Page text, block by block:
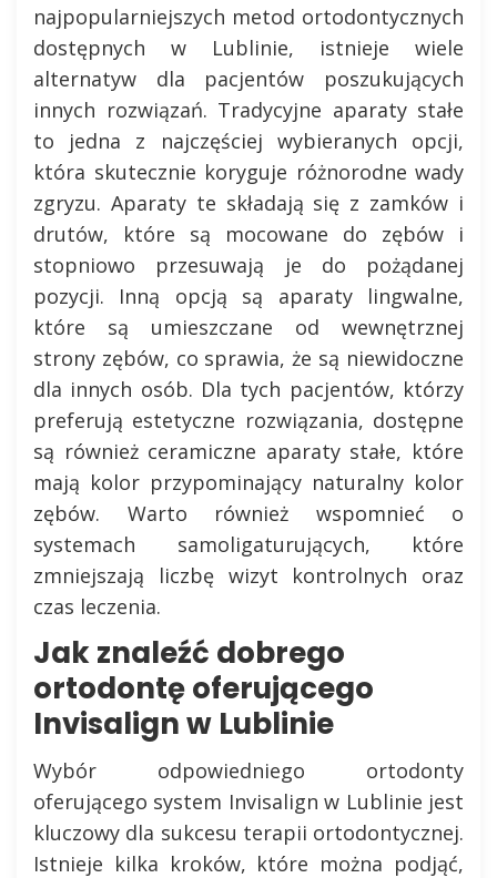
najpopularniejszych metod ortodontycznych
dostępnych w Lublinie, istnieje wiele
alternatyw dla pacjentów poszukujących
innych rozwiązań. Tradycyjne aparaty stałe
to jedna z najczęściej wybieranych opcji,
która skutecznie koryguje różnorodne wady
zgryzu. Aparaty te składają się z zamków i
drutów, które są mocowane do zębów i
stopniowo przesuwają je do pożądanej
pozycji. Inną opcją są aparaty lingwalne,
które są umieszczane od wewnętrznej
strony zębów, co sprawia, że są niewidoczne
dla innych osób. Dla tych pacjentów, którzy
preferują estetyczne rozwiązania, dostępne
są również ceramiczne aparaty stałe, które
mają kolor przypominający naturalny kolor
zębów. Warto również wspomnieć o
systemach samoligaturujących, które
zmniejszają liczbę wizyt kontrolnych oraz
czas leczenia.
Jak znaleźć dobrego
ortodontę oferującego
Invisalign w Lublinie
Wybór odpowiedniego ortodonty
oferującego system Invisalign w Lublinie jest
kluczowy dla sukcesu terapii ortodontycznej.
Istnieje kilka kroków, które można podjąć,